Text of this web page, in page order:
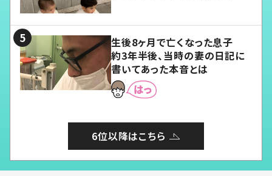
生後8ヶ月で亡くなった息子
約3年半後、当時の妻の日記に
書いてあった本音とは
6位以降はこちら